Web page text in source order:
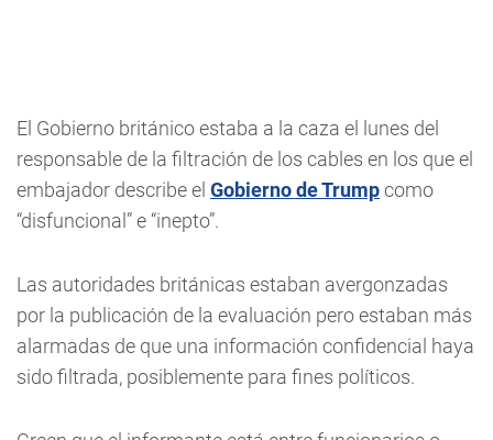
El Gobierno británico estaba a la caza el lunes del
responsable de la filtración de los cables en los que el
embajador describe el Gobierno de Trumpcomo
“disfuncional” e “inepto”.
Las autoridades británicas estaban avergonzadas
por la publicación de la evaluación pero estaban más
alarmadas de que una información confidencial haya
sido filtrada, posiblemente para fines políticos.